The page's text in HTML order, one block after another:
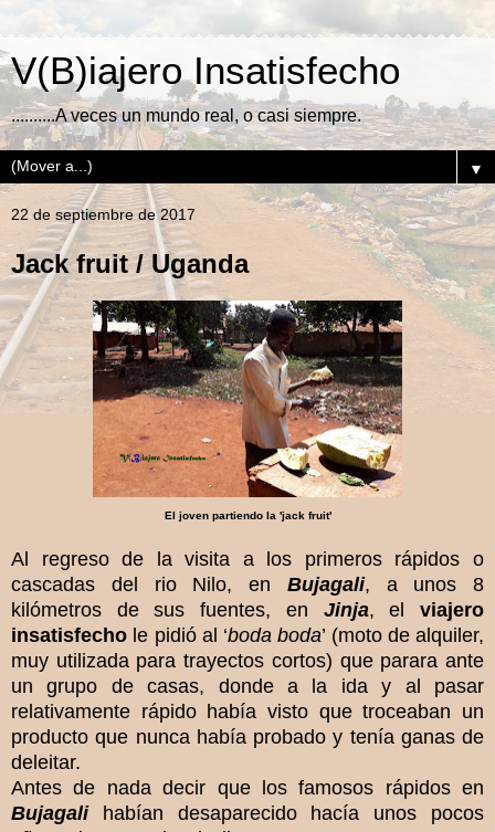
V(B)iajero Insatisfecho
..........A veces un mundo real, o casi siempre.
▼
22 de septiembre de 2017
Jack fruit / Uganda
El joven partiendo la 'jack fruit'
Al regreso de la visita a los primeros rápidos o
cascadas del rio Nilo, en Bujagali, a unos 8
kilómetros de sus fuentes, en Jinja, elviajero
insatisfecho le pidió al ‘boda boda’ (moto de alquiler,
muy utilizada para trayectos cortos) que parara ante
un grupo de casas, donde a la ida y al pasar
relativamente rápido había visto que troceaban un
producto que nunca había probado y tenía ganas de
deleitar.
Antes de nada decir que los famosos rápidos en
Bujagalihabían desaparecido hacía unos pocos